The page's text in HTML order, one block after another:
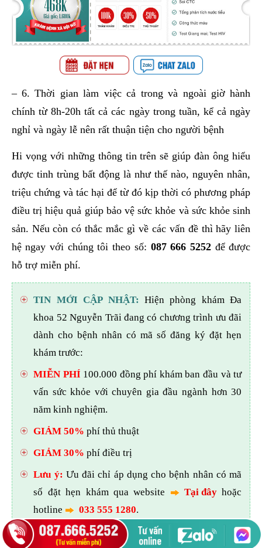
– 6. Thời gian làm việc cả trong và ngoài giờ hành
chính từ 8h-20h tất cả các ngày trong tuần, kể cả ngày
nghỉ và ngày lễ nên rất thuận tiện cho người bệnh
Hi vọng với những thông tin trên sẽ giúp đàn ông hiểu
được tinh trùng bất động là như thế nào, nguyên nhân,
triệu chứng và tác hại để từ đó kịp thời có phương pháp
điều trị hiệu quả giúp bảo vệ sức khỏe và sức khỏe sinh
sản. Nếu còn có thắc mắc gì về các vấn đề thì hãy liên
hệ ngay với chúng tôi theo số: 087 666 5252 để được
hỗ trợ miễn phí.
TIN MỚI CẬP NHẬT: Hiện phòng khám Đa
khoa 52 Nguyễn Trãi đang có chương trình ưu đãi
dành cho bệnh nhân có mã số đăng ký đặt hẹn
khám trước:
MIỄN PHÍ 100.000 đồng phí khám ban đầu và tư
vấn sức khỏe với chuyên gia đầu ngành hơn 30
năm kinh nghiệm.
GIẢM 50% phí thủ thuật
GIẢM 30% phí điều trị
Lưu ý: Ưu đãi chỉ áp dụng cho bệnh nhân có mã
số đặt hẹn khám qua website
Tại đâyhoặc
hotline
033 555 1280.
( Bệnh nhân không có mã số hẹn khám sẽ phải